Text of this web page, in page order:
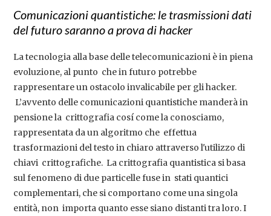
Comunicazioni quantistiche: le trasmissioni dati
del futuro saranno a prova di hacker
La tecnologia alla base delle telecomunicazioni è in piena
evoluzione, al punto che in futuro potrebbe
rappresentare un ostacolo invalicabile per gli hacker.
L’avvento delle comunicazioni quantistiche manderà in
pensione la crittografia cosí come la conosciamo,
rappresentata da un algoritmo che effettua
trasformazioni del testo in chiaro attraverso l'utilizzo di
chiavi crittografiche. La crittografia quantistica si basa
sul fenomeno di due particelle fuse in stati quantici
complementari, che si comportano come una singola
entità, non importa quanto esse siano distanti tra loro. I